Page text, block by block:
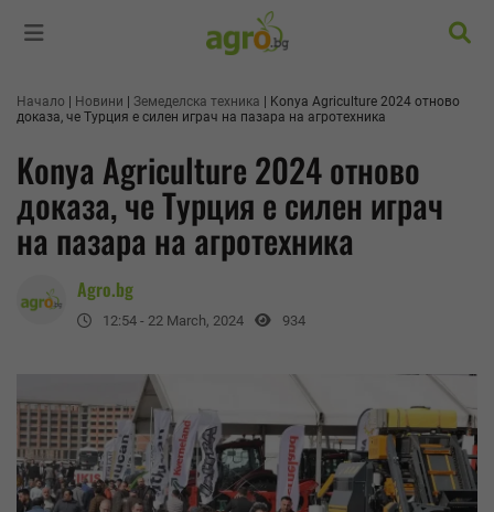
Начало Новини Земеделска техника
Konya Agriculture 2024 отново
доказа, че Турция е силен играч на пазара на агротехника
Konya Agriculture 2024 отново
доказа, че Турция е силен играч
на пазара на агротехника
Agro.bg
12:54 - 22 March, 2024 934